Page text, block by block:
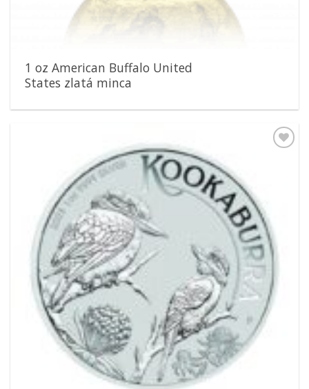
1 oz American Buffalo United
States zlatá minca